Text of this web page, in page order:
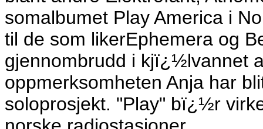
somalbumet Play America i
til de som likerEphemera og
gjennombrudd i kjï¿½lvannet
oppmerksomheten Anja har
soloprosjekt. "Play" bï¿½r